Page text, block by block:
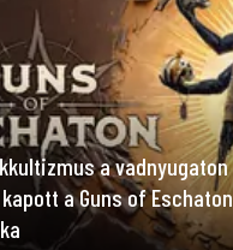
a
a Guns of